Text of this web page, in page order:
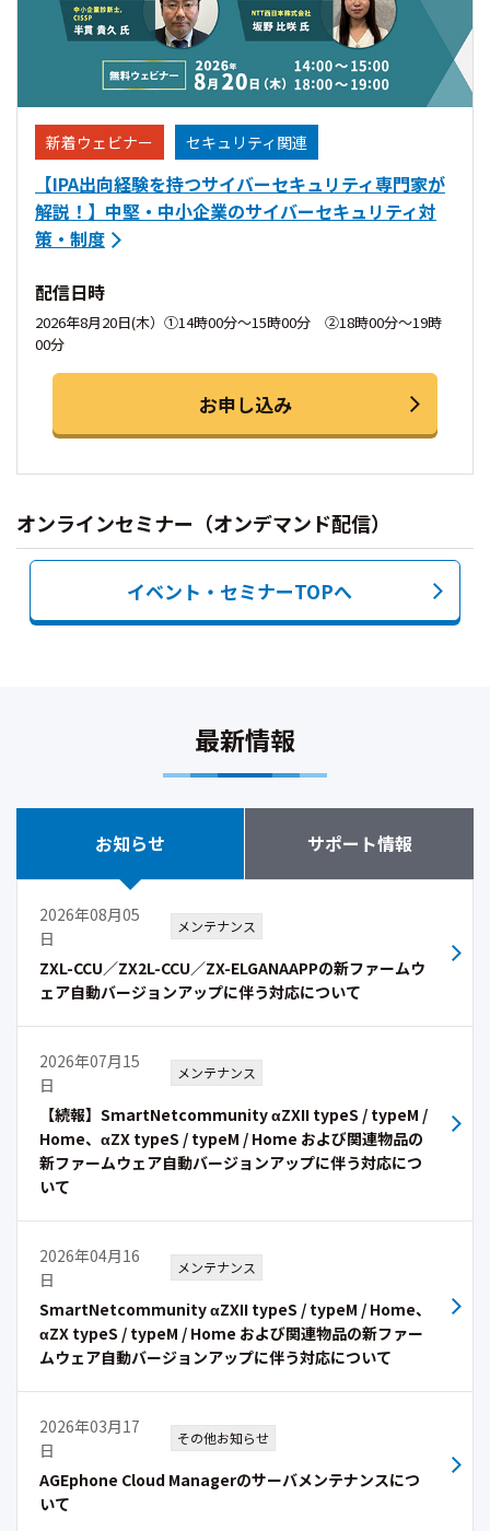
新着ウェビナー セキュリティ関連
【IPA出向経験を持つサイバーセキュリティ専門家が
解説！】中堅・中小企業のサイバーセキュリティ対
策・制度
配信日時
2026年8月20日(木）①14時00分〜15時00分 ②18時00分〜19時
00分
お申し込み
オンラインセミナー（オンデマンド配信）
イベント・セミナーTOPへ
最新情報
お知らせ サポート情報
2026年08月05
日
メンテナンス
ZXL-CCU／ZX2L-CCU／ZX-ELGANAAPPの新ファームウ
ェア自動バージョンアップに伴う対応について
2026年07月15
日
メンテナンス
【続報】SmartNetcommunity αZXII typeS / typeM /
Home、αZX typeS / typeM / Home および関連物品の
新ファームウェア自動バージョンアップに伴う対応につ
いて
2026年04月16
日
メンテナンス
SmartNetcommunity αZXII typeS / typeM / Home、
αZX typeS / typeM / Home および関連物品の新ファー
ムウェア自動バージョンアップに伴う対応について
2026年03月17
日
その他お知らせ
AGEphone Cloud Managerのサーバメンテナンスにつ
いて